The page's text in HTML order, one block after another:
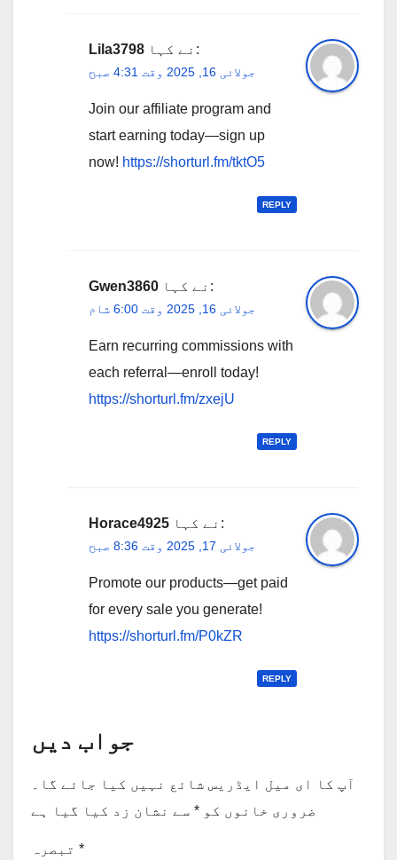
Lila3798 نے کہا:
جولائی 16, 2025 وقت 4:31 صبح
Join our affiliate program and
start earning today—sign up
now! https://shorturl.fm/tktO5
REPLY
Gwen3860 نے کہا:
جولائی 16, 2025 وقت 6:00 شام
Earn recurring commissions with
each referral—enroll today!
https://shorturl.fm/zxejU
REPLY
Horace4925 نے کہا:
جولائی 17, 2025 وقت 8:36 صبح
Promote our products—get paid
for every sale you generate!
https://shorturl.fm/P0kZR
REPLY
جواب دیں
آپ کا ای میل ایڈریس شائع نہیں کیا جائے گا۔
ضروری خانوں کو * سے نشان زد کیا گیا ہے
*